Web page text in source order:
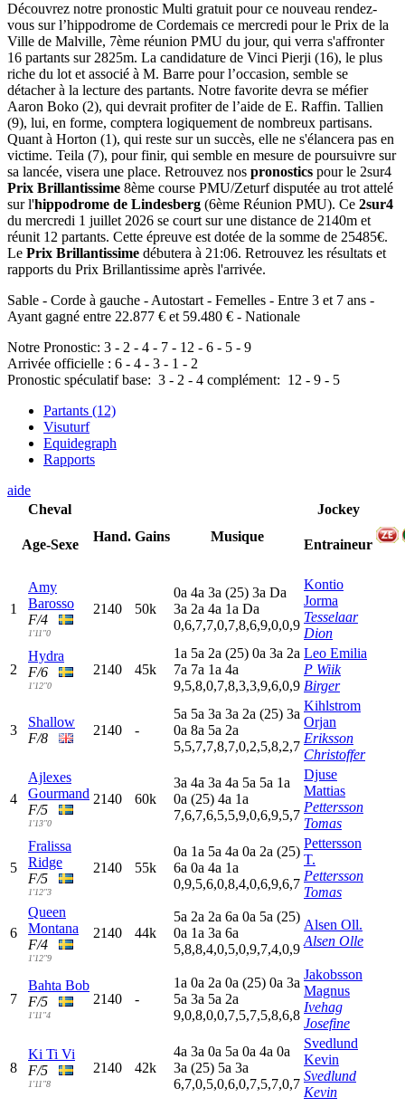
Découvrez notre pronostic Multi gratuit pour ce nouveau rendez-
vous sur l’hippodrome de Cordemais ce mercredi pour le Prix de la
Ville de Malville, 7ème réunion PMU du jour, qui verra s'affronter
16 partants sur 2825m. La candidature de Vinci Pierji (16), le plus
riche du lot et associé à M. Barre pour l’occasion, semble se
détacher à la lecture des partants. Notre favorite devra se méfier
Aaron Boko (2), qui devrait profiter de l’aide de E. Raffin. Tallien
(9), lui, en forme, comptera logiquement de nombreux partisans.
Quant à Horton (1), qui reste sur un succès, elle ne s'élancera pas en
victime. Teila (7), pour finir, qui semble en mesure de poursuivre sur
sa lancée, visera une place. Retrouvez nos pronostics pour le 2sur4
Prix Brillantissime 8ème course PMU/Zeturf disputée au trot attelé
sur l'hippodrome de Lindesberg (6ème Réunion PMU). Ce 2sur4
du mercredi 1 juillet 2026 se court sur une distance de 2140m et
réunit 12 partants. Cette épreuve est dotée de la somme de 25485€.
Le Prix Brillantissime débutera à 21:06. Retrouvez les résultats et
rapports du Prix Brillantissime après l'arrivée.
Sable - Corde à gauche - Autostart - Femelles - Entre 3 et 7 ans -
Ayant gagné entre 22.877 € et 59.480 € - Nationale
Notre Pronostic: 3 - 2 - 4 - 7 - 12 - 6 - 5 - 9
Arrivée officielle : 6 - 4 - 3 - 1 - 2
Pronostic spéculatif base: 3 - 2 - 4 complément: 12 - 9 - 5
Partants (12)
Visuturf
Equidegraph
Rapports
aide
Cheval
Age-Sexe
Hand. Gains Musique
Jockey
Entraineur
1
Amy
Barosso
F/4
1'11"0
2140 50k
0a 4a 3a (25) 3a Da
3a 2a 4a 1a Da
0,6,7,7,0,7,8,6,9,0,0,9
Kontio
Jorma
Tesselaar
Dion
2
Hydra
F/6
1'12"0
2140 45k
1a 5a 2a (25) 0a 3a 2a
7a 7a 1a 4a
9,5,8,0,7,8,3,3,9,6,0,9
Leo Emilia
P Wiik
Birger
3
Shallow
F/8
2140 -
5a 5a 3a 3a 2a (25) 3a
0a 8a 5a 2a
5,5,7,7,8,7,0,2,5,8,2,7
Kihlstrom
Orjan
Eriksson
Christoffer
4
Ajlexes
Gourmand
F/5
1'13"0
2140 60k
3a 4a 3a 4a 5a 5a 1a
0a (25) 4a 1a
7,6,7,6,5,5,9,0,6,9,5,7
Djuse
Mattias
Pettersson
Tomas
5
Fralissa
Ridge
F/5
1'12"3
2140 55k
0a 1a 5a 4a 0a 2a (25)
6a 0a 4a 1a
0,9,5,6,0,8,4,0,6,9,6,7
Pettersson
T.
Pettersson
Tomas
6
Queen
Montana
F/4
1'12"9
2140 44k
5a 2a 2a 6a 0a 5a (25)
0a 1a 3a 6a
5,8,8,4,0,5,0,9,7,4,0,9
Alsen Oll.
Alsen Olle
7
Bahta Bob
F/5
1'11"4
2140 -
1a 0a 2a 0a (25) 0a 3a
5a 3a 5a 2a
9,0,8,0,0,7,5,7,5,8,6,8
Jakobsson
Magnus
Ivehag
Josefine
8
Ki Ti Vi
F/5
1'11"8
2140 42k
4a 3a 0a 5a 0a 4a 0a
3a (25) 5a 3a
6,7,0,5,0,6,0,7,5,7,0,7
Svedlund
Kevin
Svedlund
Kevin